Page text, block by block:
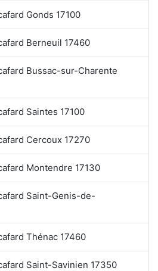
Gonds 17100
Berneuil 17460
Bussac-sur-Charente
Saintes 17100
Cercoux 17270
Montendre 17130
Saint-Genis-de-
Thénac 17460
Saint-Savinien 17350